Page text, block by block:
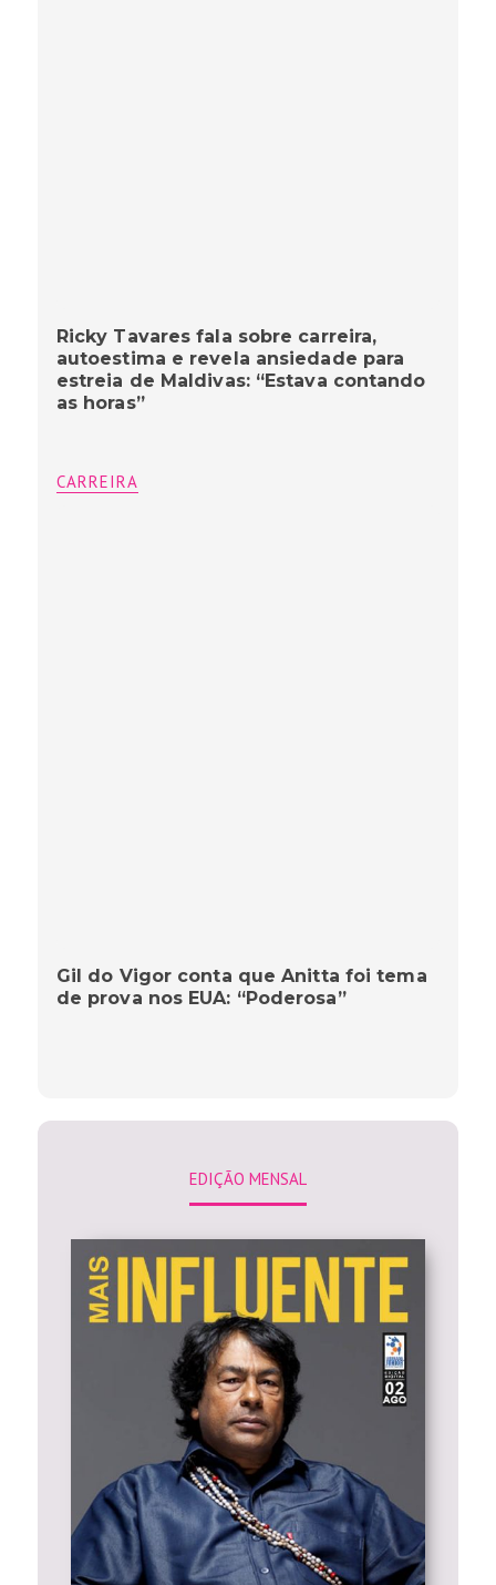
Ricky Tavares fala sobre carreira,
autoestima e revela ansiedade para
estreia de Maldivas: “Estava contando
as horas”
CARREIRA
Gil do Vigor conta que Anitta foi tema
de prova nos EUA: “Poderosa”
EDIÇÃO MENSAL